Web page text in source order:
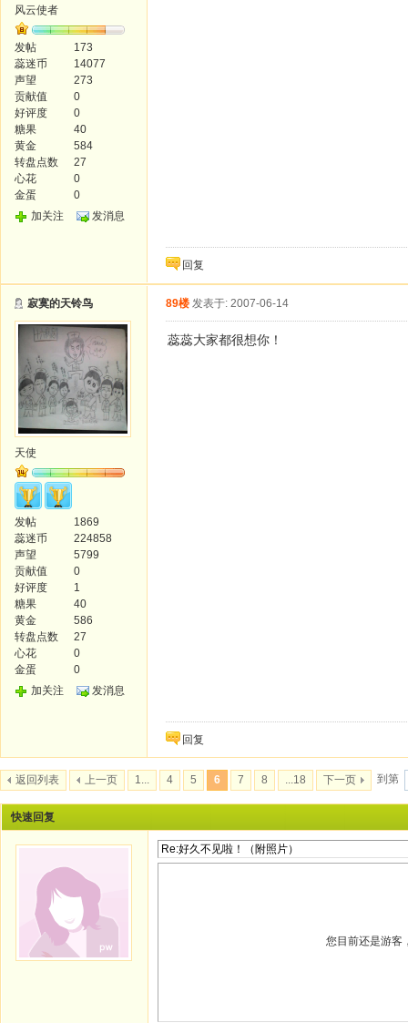
风云使者
发帖
173
蕊迷币
14077
声望
273
贡献值
0
好评度
0
糖果
40
黄金
584
转盘点数
27
心花
0
金蛋
0
加关注
发消息
回复
寂寞的天铃鸟
天使
发帖
1869
蕊迷币
224858
声望
5799
贡献值
0
好评度
1
糖果
40
黄金
586
转盘点数
27
心花
0
金蛋
0
加关注
发消息
89楼 发表于: 2007-06-14
蕊蕊大家都很想你！
回复
返回列表 上一页 1... 4 5 6 7 8 ...18 下一页 到第
快速回复
您目前还是游客